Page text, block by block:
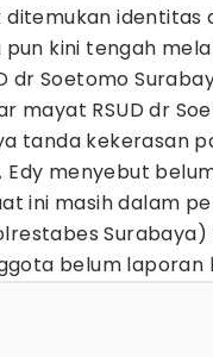
ditemukan
kini tengah
dr Soetomo
mayat RSUD dr
tanda kekerasan
Edy menyebut
ini masih dalam
belum laporan